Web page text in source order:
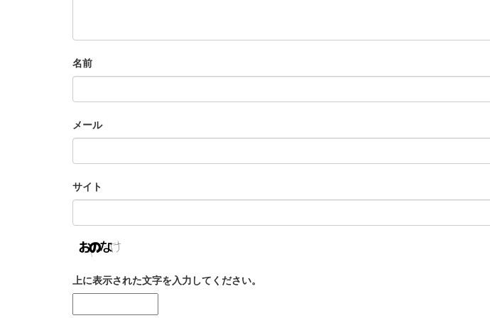
名前
メール
サイト
上に表示された文字を入力してください。